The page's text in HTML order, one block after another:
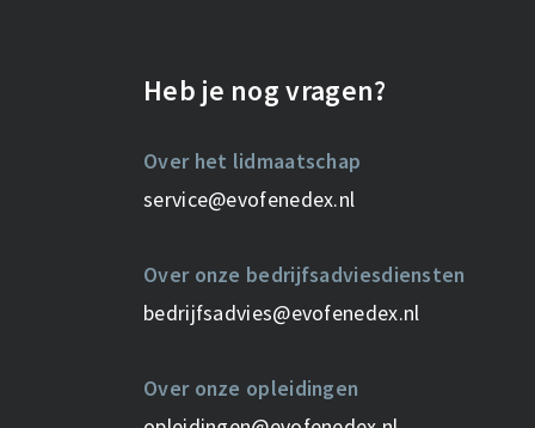
Heb je nog vragen?
Over het lidmaatschap
service@evofenedex.nl
Over onze bedrijfsadviesdiensten
bedrijfsadvies@evofenedex.nl
Over onze opleidingen